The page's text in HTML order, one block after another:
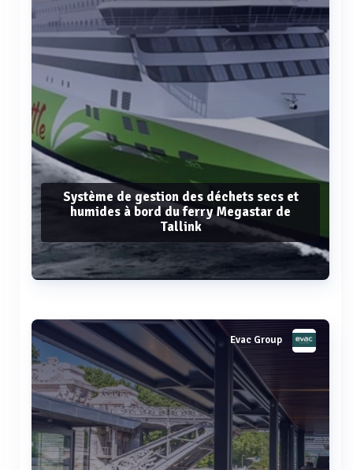
Système de gestion des déchets secs et
humides à bord du ferry Megastar de
Tallink
Voir plus Evac Group